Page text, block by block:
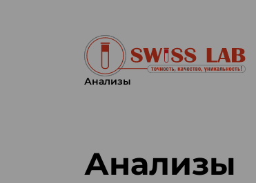
Анализы
Анализы